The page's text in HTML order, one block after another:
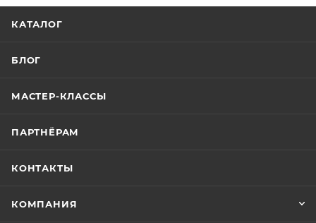
КАТАЛОГ
БЛОГ
МАСТЕР-КЛАССЫ
ПАРТНЁРАМ
КОНТАКТЫ
КОМПАНИЯ